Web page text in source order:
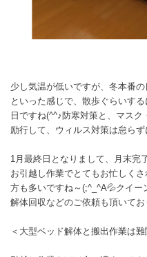
少し気温が低いですが、冬本番
といった感じで、散歩ぐらいする
日ですね(^^♪防寒対策と、マスク
励行して、ウィルス対策は怠ら
1月最終日となりまして、月末完
お引越し作業でとてもお忙しく
方も多いですね～(;^_^A💦クイー
解体回収などのご依頼も頂いて
＜大型ベッド解体と搬出作業は難